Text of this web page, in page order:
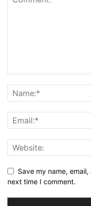
Save my name,
next time I comment.